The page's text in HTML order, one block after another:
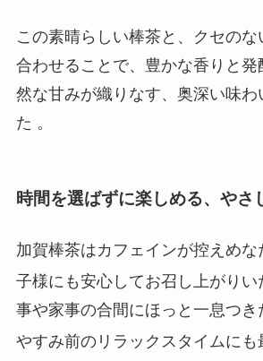
この素晴らしい棒茶と、クセのな
合わせることで、豊かな香りと発
然な甘みが織りなす、奥深い味わ
た 。
時間を選ばずに楽しめる、やさ
加賀棒茶はカフェインが控えめな
子様にも安心してお召し上がりい
事や家事の合間にほっと一息つき
やすみ前のリラックスタイムにも